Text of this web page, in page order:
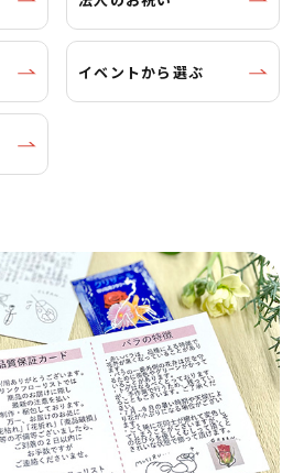
イベントから選ぶ